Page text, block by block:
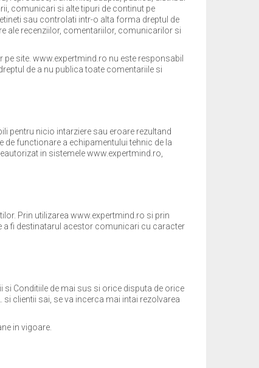
comunicari si alte tipuri de continut pe
sau controlati intr-o alta forma dreptul de
ale recenziilor, comentariilor, comunicarilor si
site. www.expertmind.ro nu este responsabil
de a nu publica toate comentariile si
pentru nicio intarziere sau eroare rezultand
de functionare a echipamentului tehnic de la
in sistemele www.expertmind.ro,
Prin utilizarea www.expertmind.ro si prin
a fi destinatarul acestor comunicari cu caracter
Conditiile de mai sus si orice disputa de orice
si clientii sai, se va incerca mai intai rezolvarea
in vigoare.